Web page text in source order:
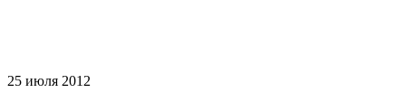
25 июля 2012